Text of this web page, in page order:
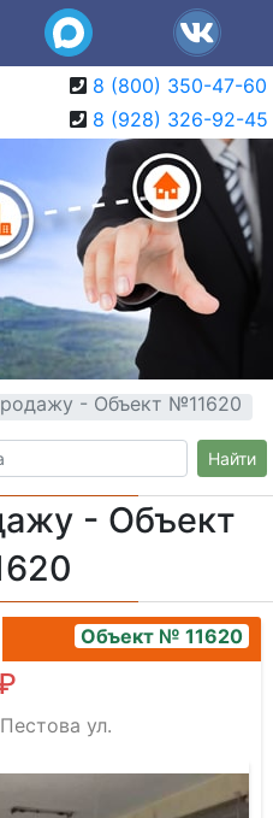
8 (800) 350-47-60
8 (928) 326-92-45
- Объект №11620
Найти
- Объект
Объект № 11620
ул.